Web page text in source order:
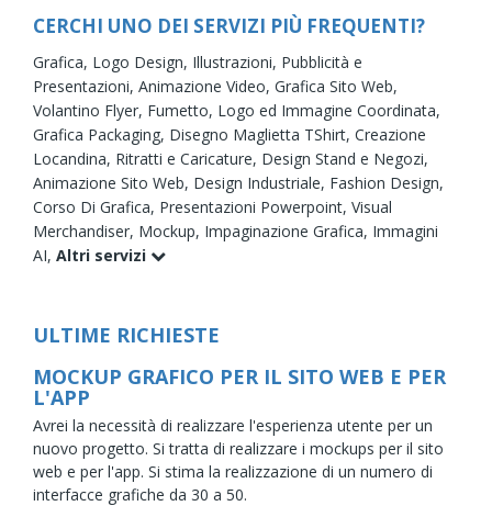
CERCHI UNO DEI SERVIZI PIÙ FREQUENTI?
Grafica, Logo Design, Illustrazioni, Pubblicità e
Presentazioni, Animazione Video, Grafica Sito Web,
Volantino Flyer, Fumetto, Logo ed Immagine Coordinata,
Grafica Packaging, Disegno Maglietta TShirt, Creazione
Locandina, Ritratti e Caricature, Design Stand e Negozi,
Animazione Sito Web, Design Industriale, Fashion Design,
Corso Di Grafica, Presentazioni Powerpoint, Visual
Merchandiser, Mockup, Impaginazione Grafica, Immagini
AI, Altri servizi
ULTIME RICHIESTE
MOCKUP GRAFICO PER IL SITO WEB E PER
L'APP
Avrei la necessità di realizzare l'esperienza utente per un
nuovo progetto. Si tratta di realizzare i mockups per il sito
web e per l'app. Si stima la realizzazione di un numero di
interfacce grafiche da 30 a 50.